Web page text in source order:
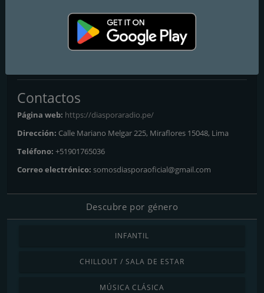
parte del mundo, demostrando así que
#LOSBUENOSSOMOSMÁS.
Frecuencias FM
Contactos
Página web: https://diasporaradio.pe/
Dirección: Calle Mariano Melgar 225, Miraflores 15048, Lima
Teléfono: +51901765036
Correo electrónico: somosdiasporaoficial@gmail.com
Descubre por género
INFANTIL
CHILLOUT / SALA DE ESTAR
MÚSICA CLÁSICA